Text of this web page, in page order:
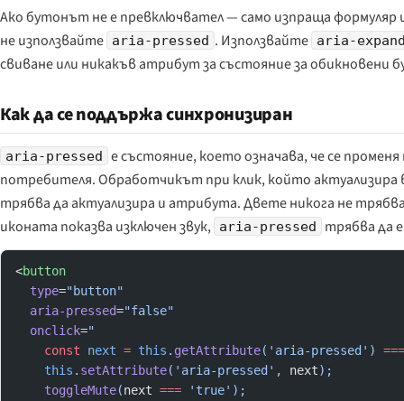
Ако бутонът не е превключвател — само изпраща формуляр
не използвайте aria-pressed . Използвайте aria-
свиване или никакъв атрибут за състояние за обикновени
Как да се поддържа синхронизиран
aria-pressed есъстояние, което означава, че се
потребителя. Обработчикът при клик, който актуализира
трябва да актуализира и атрибута. Двете никога не
иконата показва изключен звук, aria-pressed трябва да
<button
  type
="button"
  aria-pressed
="false"
  onclick
="
    const
next = this . getAttribute('aria-pressed') ===
    this
. setAttribute('aria-pressed', next);
    toggleMute
(next === 'true');